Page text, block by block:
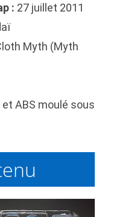
: 27 juillet 2011
Myth (Myth
et ABS moulé sous